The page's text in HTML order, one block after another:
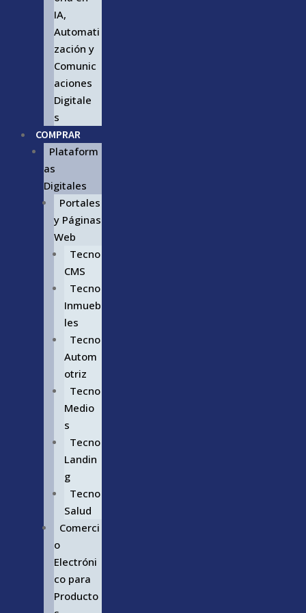
IA,
Automati
zación y
Comunic
aciones
Digitale
s
COMPRAR
Plataform
as
Digitales
Portales
y Páginas
Web
Tecno
CMS
Tecno
Inmueb
les
Tecno
Autom
otriz
Tecno
Medio
s
Tecno
Landin
g
Tecno
Salud
Comerci
o
Electróni
co para
Producto